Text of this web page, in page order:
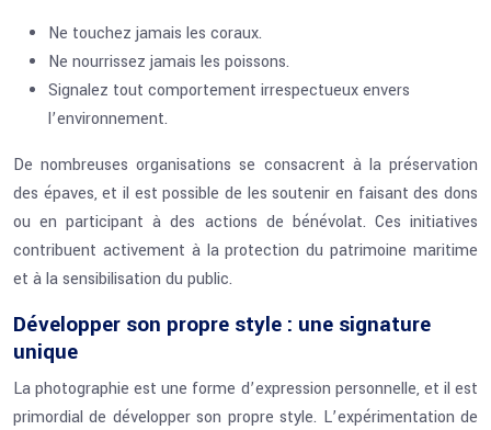
Ne touchez jamais les coraux.
Ne nourrissez jamais les poissons.
Signalez tout comportement irrespectueux envers
l’environnement.
De nombreuses organisations se consacrent à la préservation
des épaves, et il est possible de les soutenir en faisant des dons
ou en participant à des actions de bénévolat. Ces initiatives
contribuent activement à la protection du patrimoine maritime
et à la sensibilisation du public.
Développer son propre style : une signature
unique
La photographie est une forme d’expression personnelle, et il est
primordial de développer son propre style. L’expérimentation de